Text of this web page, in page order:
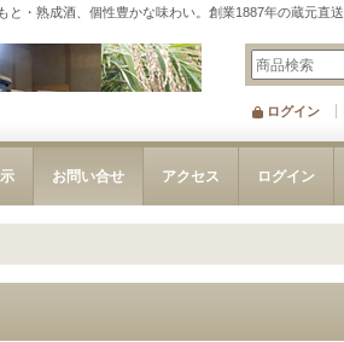
・熟成酒、個性豊かな味わい。創業1887年の蔵元直
ログイン
お問い合せ アクセス ログイン